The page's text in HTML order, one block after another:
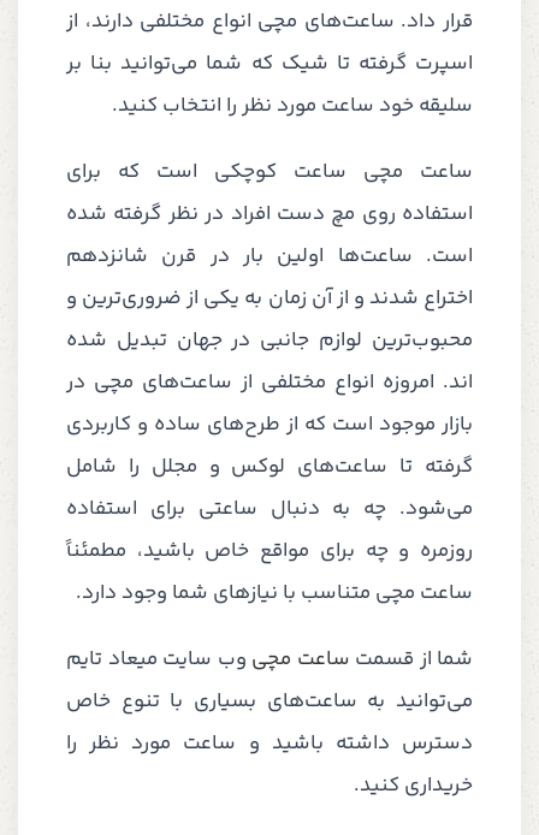
قرار داد. ساعت‌های مچی انواع مختلفی دارند، از
اسپرت گرفته تا شیک که شما می‌توانید بنا بر
سلیقه خود ساعت مورد نظر را انتخاب کنید.
ساعت مچی ساعت کوچکی است که برای
استفاده روی مچ دست افراد در نظر گرفته شده
است. ساعت‌ها اولین بار در قرن شانزدهم
اختراع شدند و از آن زمان به یکی از ضروری‌ترین و
محبوب‌ترین لوازم جانبی در جهان تبدیل شده
اند. امروزه انواع مختلفی از ساعت‌های مچی در
بازار موجود است که از طرح‌های ساده و کاربردی
گرفته تا ساعت‌های لوکس و مجلل را شامل
می‌شود. چه به دنبال ساعتی برای استفاده
روزمره و چه برای مواقع خاص باشید، مطمئناً
ساعت مچی متناسب با نیازهای شما وجود دارد.
شما از قسمت ساعت مچی وب سایت میعاد تایم
می‌توانید به ساعت‌های بسیاری با تنوع خاص
دسترس داشته باشید و ساعت مورد نظر را
خریداری کنید.